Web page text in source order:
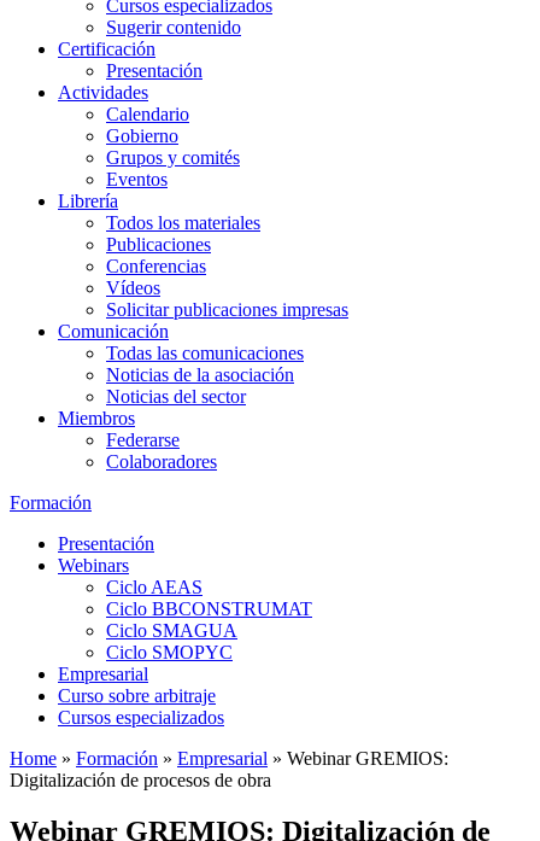
Cursos especializados
Sugerir contenido
Certificación
Presentación
Actividades
Calendario
Gobierno
Grupos y comités
Eventos
Librería
Todos los materiales
Publicaciones
Conferencias
Vídeos
Solicitar publicaciones impresas
Comunicación
Todas las comunicaciones
Noticias de la asociación
Noticias del sector
Miembros
Federarse
Colaboradores
Formación
Presentación
Webinars
Ciclo AEAS
Ciclo BBCONSTRUMAT
Ciclo SMAGUA
Ciclo SMOPYC
Empresarial
Curso sobre arbitraje
Cursos especializados
Home » Formación » Empresarial » Webinar GREMIOS:
Digitalización de procesos de obra
Webinar GREMIOS: Digitalización de